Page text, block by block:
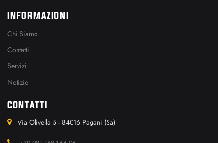
INFORMAZIONI
Chi Siamo
Contatti
Servizi
Notizie
CONTATTI
Via Olivella 5 - 84016 Pagani (Sa)